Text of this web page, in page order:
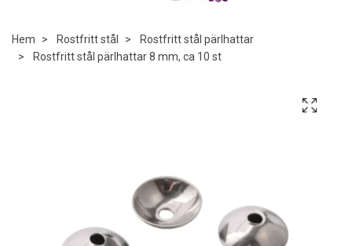
Hem Rostfritt stål
Rostfritt stål pärlhattar
Rostfritt stål pärlhattar 8 mm, ca 10 st